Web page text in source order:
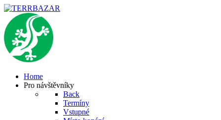
Home
Pro návštěvníky
Back
Termíny
Vstupné